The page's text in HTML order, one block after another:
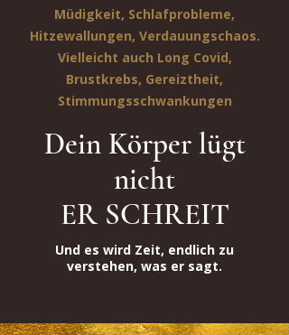
Müdigkeit, Schlafprobleme,
Hitzewallungen, Verdauungschaos.
Vielleicht auch Long Covid,
Brustkrebs, Gereiztheit,
Stimmungsschwankungen
Dein Körper lügt
nicht
ER SCHREIT
Und es wird Zeit, endlich zu
verstehen, was er sagt.